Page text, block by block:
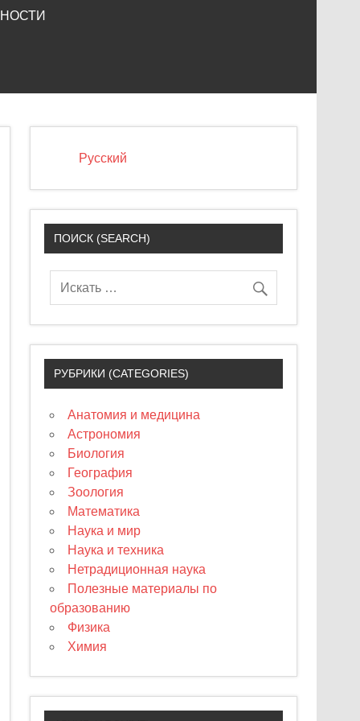
Русский
ПОИСК (SEARCH)
РУБРИКИ (CATEGORIES)
Анатомия и медицина
Астрономия
Биология
География
Зоология
Математика
Наука и мир
Наука и техника
Нетрадиционная наука
Полезные материалы по
образованию
Физика
Химия